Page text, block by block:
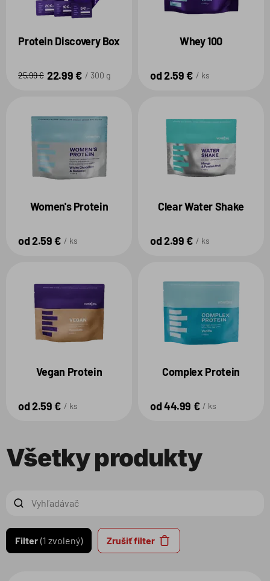
Protein Discovery Box
25.99 € 22.99 € 300 g
Whey 100
od 2.59 € ks
Women's Protein
od 2.59 € ks
Clear Water Shake
od 2.99 € ks
Vegan Protein
od 2.59 € ks
Complex Protein
od 44.99 € ks
Všetky produkty
Filter 1 zvolený Zrušiť filter